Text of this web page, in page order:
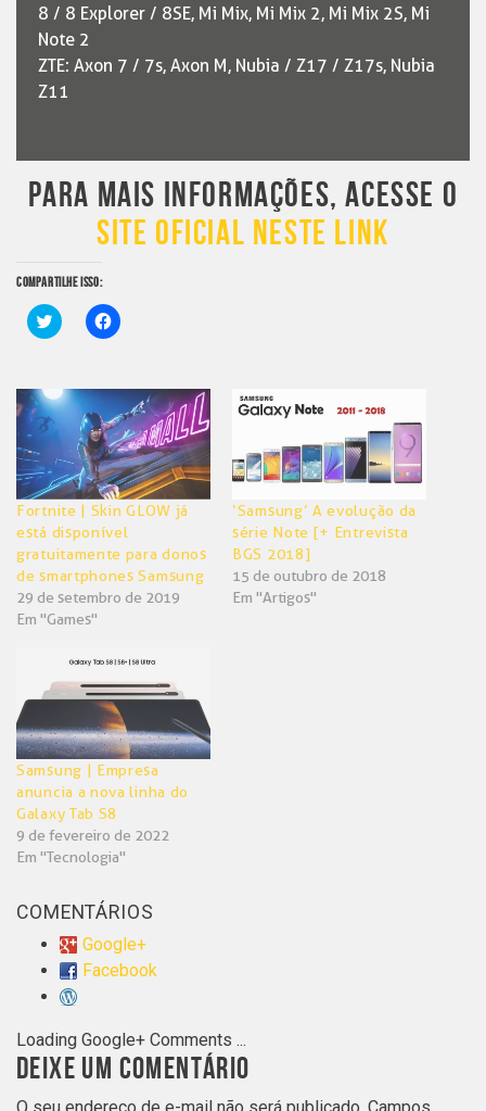
8 / 8 Explorer / 8SE, Mi Mix, Mi Mix 2, Mi Mix 2S, Mi
Note 2
ZTE: Axon 7 / 7s, Axon M, Nubia / Z17 / Z17s, Nubia
Z11
PARA MAIS INFORMAÇÕES, ACESSE O
SITE OFICIAL NESTE LINK
COMPARTILHE ISSO:
Clique
para
em
nova
janela)
Clique
para
em
nova
janela)
Fortnite | Skin GLOW já
está disponível
gratuitamente para donos
de smartphones Samsung
29 de setembro de 2019
Em "Games"
‘Samsung’ A evolução da
série Note [+ Entrevista
BGS 2018]
15 de outubro de 2018
Em "Artigos"
Samsung | Empresa
anuncia a nova linha do
Galaxy Tab S8
9 de fevereiro de 2022
Em "Tecnologia"
COMENTÁRIOS
Google+
Facebook
Loading Google+ Comments ...
DEIXE UM COMENTÁRIO
O seu endereço de e-mail não será publicado. Campos